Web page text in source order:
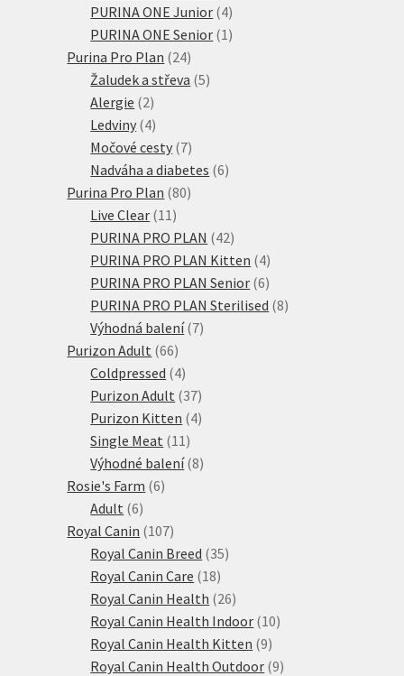
PURINA ONE Junior 44
produkty
PURINA ONE Senior 1 1
Purina Pro Plan 2424
produktů
Žaludek a střeva 55
Alergie 22
produkty
Ledviny 44
produkty
Močové cesty 77
produktů
Nadváha a diabetes 66
Purina Pro Plan 8080
Live Clear 11 11
produktů
PURINA PRO PLAN 4242
produktů
PURINA PRO PLAN Kitten 44
produkty
PURINA PRO PLAN Senior 66
produktů
PURINA PRO PLAN Sterilised 88
Výhodná balení 77
Purizon Adult 6666
produktů
Coldpressed 44
produkty
Purizon Adult 3737
produktů
Purizon Kitten 44
Single Meat 11 11
produktů
Výhodné balení 88
Rosie's Farm 66
Adult 66
produktů
Royal Canin 107107
produktů
Royal Canin Breed 3535
Royal Canin Care 1818
produktů
Royal Canin Health 2626
produktů
Royal Canin Health Indoor 1010
Royal Canin Health Kitten 99
produktů
Royal Canin Health Outdoor 99